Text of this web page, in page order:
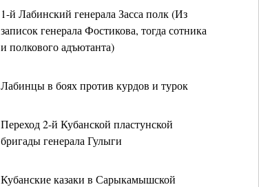
1-й Лабинский генерала Засса полк (Из
записок генерала Фостикова, тогда сотника
и полкового адъютанта)
Лабинцы в боях против курдов и турок
Переход 2-й Кубанской пластунской
бригады генерала Гулыги
Кубанские казаки в Сарыкамышской